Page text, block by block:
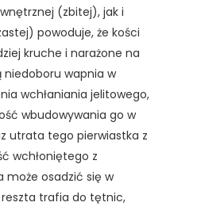
(zbitej), jak i
powoduje, że kości
kruche i narażone na
niedoboru wapnia w
wchłaniania jelitowego,
wbudowywania go w
utrata tego pierwiastka z
wchłoniętego z
może osadzić się w
reszta trafia do tętnic,